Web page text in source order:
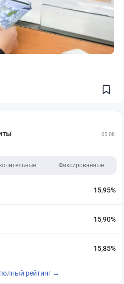
05.08
Фиксированные
15,95%
15,90%
15,85%
рейтинг →